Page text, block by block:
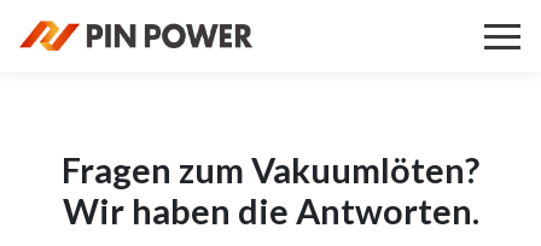
Fragen zum Vakuumlöten?
Wir haben die Antworten.